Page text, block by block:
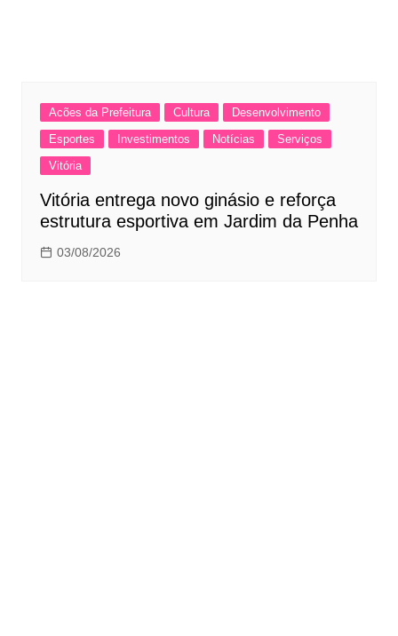
Acões da Prefeitura Cultura
Desenvolvimento
Esportes
Investimentos Notícias
Serviços
Vitória
Vitória entrega novo ginásio e reforça
estrutura esportiva em Jardim da Penha
03/08/2026